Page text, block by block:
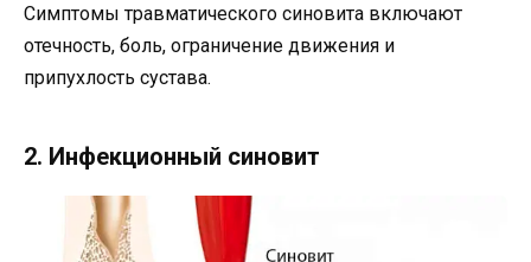
Симптомы травматического синовита включают
отечность, боль, ограничение движения и
припухлость сустава.
2. Инфекционный синовит